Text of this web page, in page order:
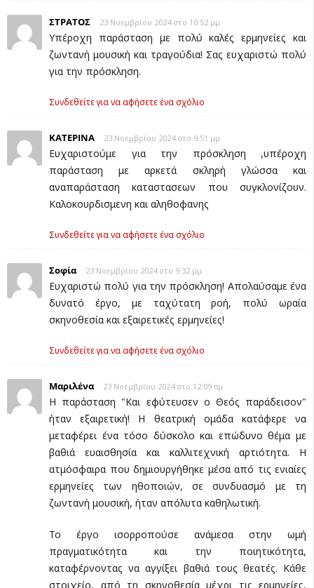
ΣΤΡΑΤΟΣ 23 Νοεμβρίου 2024 στο 10:52 μμ
Υπέροχη παράσταση με πολύ καλές ερμηνείες και
ζωντανή μουσική και τραγούδια! Σας ευχαριστώ πολύ
για την πρόσκληση.
Συνδεθείτε για να αφήσετε ένα σχόλιο
ΚΑΤΕΡΙΝΑ 23 Νοεμβρίου 2024 στο 9:51 μμ
Ευχαριστούμε για την πρόσκληση ,υπέροχη
παράσταση με αρκετά σκληρή γλώσσα και
αναπαράσταση καταστασεων που συγκλονίζουν.
Καλοκουρδισμενη και αληθοφανης
Συνδεθείτε για να αφήσετε ένα σχόλιο
Σοφία 23 Νοεμβρίου 2024 στο 9:32 μμ
Ευχαριστώ πολύ για την πρόσκληση! Απολαύσαμε ένα
δυνατό έργο, με ταχύτατη ροή, πολύ ωραία
σκηνοθεσία και εξαιρετικές ερμηνείες!
Συνδεθείτε για να αφήσετε ένα σχόλιο
Μαριλένα 23 Νοεμβρίου 2024 στο 12:09 πμ
Η παράσταση "Και εφύτευσεν ο Θεός παράδεισον"
ήταν εξαιρετική! Η θεατρική ομάδα κατάφερε να
μεταφέρει ένα τόσο δύσκολο και επώδυνο θέμα με
βαθιά ευαισθησία και καλλιτεχνική αρτιότητα. Η
ατμόσφαιρα που δημιουργήθηκε μέσα από τις ενιαίες
ερμηνείες των ηθοποιών, σε συνδυασμό με τη
ζωντανή μουσική, ήταν απόλυτα καθηλωτική.
Το έργο ισορροπούσε ανάμεσα στην ωμή
πραγματικότητα και την ποιητικότητα,
καταφέρνοντας να αγγίξει βαθιά τους θεατές. Κάθε
στοιχείο, από τη σκηνοθεσία μέχρι τις ερμηνείες,